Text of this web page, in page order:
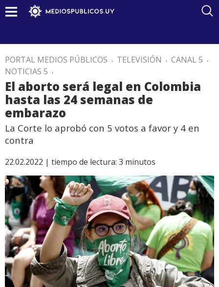
PORTAL MEDIOS PÚBLICOS . TELEVISIÓN . CANAL 5 .
NOTICIAS 5 .
El aborto será legal en Colombia
hasta las 24 semanas de
embarazo
La Corte lo aprobó con 5 votos a favor y 4 en
contra
22.02.2022 | tiempo de lectura: 3 minutos